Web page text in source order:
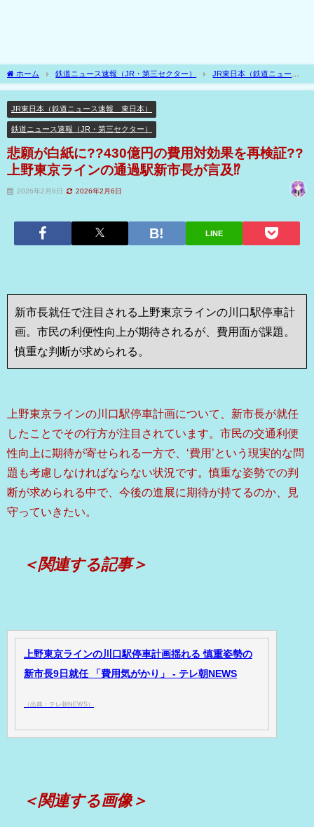
ホーム 鉄道ニュース速報（JR・第三セクター）
JR東日本（鉄道ニュース
速報 東日本）
悲願が白紙に??430億円の費用対効果を再検証??上野東京ライン
JR東日本（鉄道ニュース速報 東日本）
鉄道ニュース速報（JR・第三セクター）
悲願が白紙に??430億円の費用対効果を再検証??
上野東京ラインの通過駅新市長が言及⁉
2026年2月6日 2026年2月6日
LINE
新市長就任で注目される上野東京ラインの川口駅停車計
画。市民の利便性向上が期待されるが、費用面が課題。
慎重な判断が求められる。
上野東京ラインの川口駅停車計画について、新市長が就任
したことでその行方が注目されています。市民の交通利便
性向上に期待が寄せられる一方で、‘費用’という現実的な問
題も考慮しなければならない状況です。慎重な姿勢での判
断が求められる中で、今後の進展に期待が持てるのか、見
守っていきたい。
＜関連する記事＞
上野東京ラインの川口駅停車計画揺れる 慎重姿勢の
新市長9日就任 「費用気がかり」 - テレ朝NEWS
（出典：テレ朝NEWS）
＜関連する画像＞